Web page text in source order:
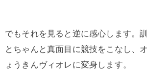
でもそれを見ると逆に感心します。
とちゃんと真面目に競技をこなし、
ょうきんヴィオレに変身します。